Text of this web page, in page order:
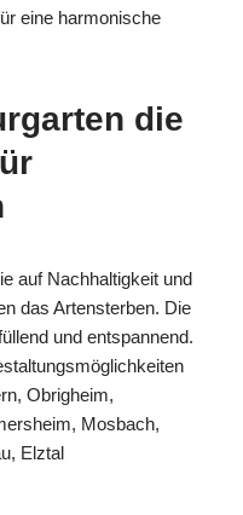
eine harmonische
die
auf Nachhaltigkeit und
das Artensterben. Die
und entspannend.
Obrigheim,
Mosbach,
Elztal